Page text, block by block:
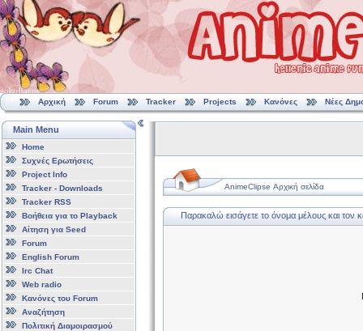
Αρχική Forum Tracker Projects Κανόνες Νέες
Main Menu
Home
Συχνές Ερωτήσεις
Project Info
Tracker - Downloads
Tracker RSS
Βοήθεια για το Playback
Αίτηση για Seed
Forum
English Forum
Irc Chat
Web radio
Κανόνες του Forum
Αναζήτηση
Πολιτική Διαμοιρασμού
AnimeClipse Αρχική σελίδα
Παρακαλώ εισάγετε το όνομα μέλους και τον